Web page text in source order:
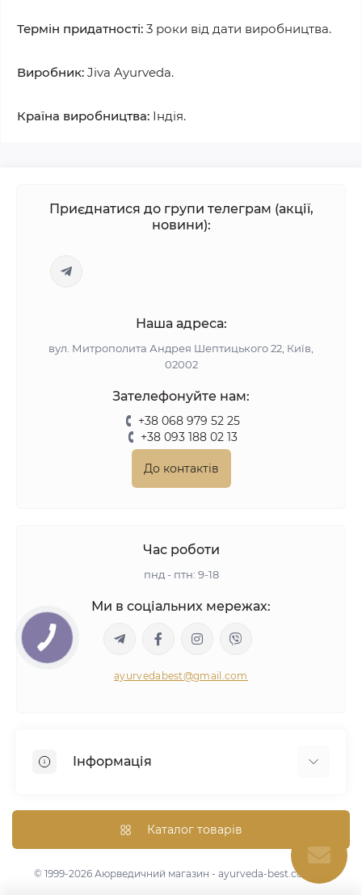
Термін придатності: 3 роки від дати виробництва.
Виробник: Jiva Ayurveda.
Країна виробництва: Індія.
Приєднатися до групи телеграм (акції,
новини):
Наша адреса:
вул. Митрополита Андрея Шептицького 22, Київ,
02002
Зателефонуйте нам:
+38 068 979 52 25
+38 093 188 02 13
До контактів
Час роботи
пнд - птн: 9-18
Ми в соціальних мережах:
ayurvedabest@gmail.com
Інформація
Аюрведична консультація
Оптом/Знижки
Карта сайту
Каталог товарів
© 1999-2026 Аюрведичний магазин - ayurveda-best.com.ua